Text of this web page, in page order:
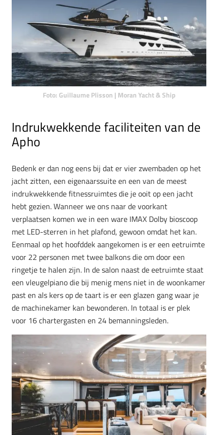
Foto: Guillaume Plisson | Moran Yacht & Ship
Indrukwekkende faciliteiten van de
Apho
Bedenk er dan nog eens bij dat er vier zwembaden op het
jacht zitten, een eigenaarssuite en een van de meest
indrukwekkende fitnessruimtes die je ooit op een jacht
hebt gezien. Wanneer we ons naar de voorkant
verplaatsen komen we in een ware IMAX Dolby bioscoop
met LED-sterren in het plafond, gewoon omdat het kan.
Eenmaal op het hoofddek aangekomen is er een eetruimte
voor 22 personen met twee balkons die om door een
ringetje te halen zijn. In de salon naast de eetruimte staat
een vleugelpiano die bij menig mens niet in de woonkamer
past en als kers op de taart is er een glazen gang waar je
de machinekamer kan bewonderen. In totaal is er plek
voor 16 chartergasten en 24 bemanningsleden.